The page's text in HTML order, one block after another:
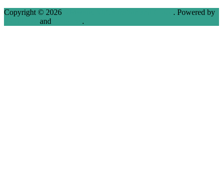
Copyright © 2026
. Powered by
and .